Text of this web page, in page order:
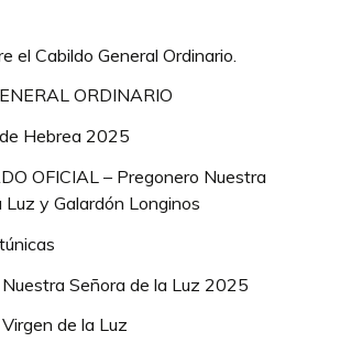
el Cabildo General Ordinario.
ORDINARIO
Hebrea 2025
OFICIAL – Pregonero Nuestra
Luz y Galardón Longinos
Señora de la Luz 2025
de la Luz